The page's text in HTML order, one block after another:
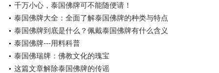
千万小心，泰国佛牌可不能随便请！
泰国佛牌大全：全面了解泰国佛牌的种类与特点
泰国佛牌到底是什么？佩戴泰国佛牌有什么含义
泰国佛牌---用料科普
泰国佛瑞牌：佛教文化的瑰宝
这篇文章解除泰国佛牌的传谣